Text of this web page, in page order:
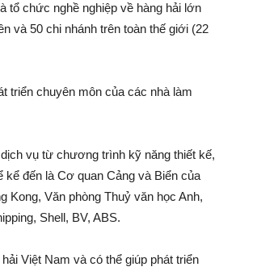
tổ chức nghề nghiệp về hàng hải lớn
và 50 chi nhánh trên toàn thế giới (22
triển chuyên môn của các nhà làm
vụ từ chương trình kỹ năng thiết kế,
đến là Cơ quan Cảng và Biển của
Kong, Văn phòng Thuỷ văn học Anh,
Shell, BV, ABS.
Việt Nam và có thể giúp phát triển